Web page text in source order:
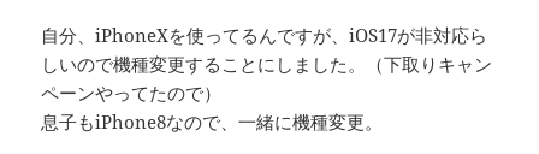
自分、iPhoneXを使ってるんですが、iOS17が非対応ら
しいので機種変更することにしました。（下取りキャン
ペーンやってたので）
息子もiPhone8なので、一緒に機種変更。